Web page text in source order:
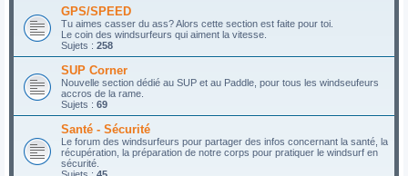
GPS/SPEED
Tu aimes casser du ass? Alors cette section est faite pour toi.
Le coin des windsurfeurs qui aiment la vitesse.
Sujets : 258
SUP Corner
Nouvelle section dédié au SUP et au Paddle, pour tous les windseufeurs
accros de la rame.
Sujets : 69
Santé - Sécurité
Le forum des windsurfeurs pour partager des infos concernant la santé, la
récupération, la préparation de notre corps pour pratiquer le windsurf en
sécurité.
Sujets : 45